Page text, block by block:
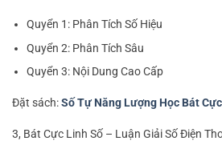
Quyển 1: Phân Tích Số Hiệu
Quyển 2: Phân Tích Sâu
Quyển 3: Nội Dung Cao Cấp
Đặt sách:Số Tự Năng Lượng Học Bát
3, Bát Cực Linh Số – Luận Giải Số Điện